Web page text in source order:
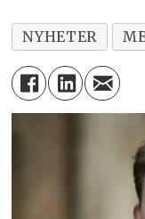
NYHETER